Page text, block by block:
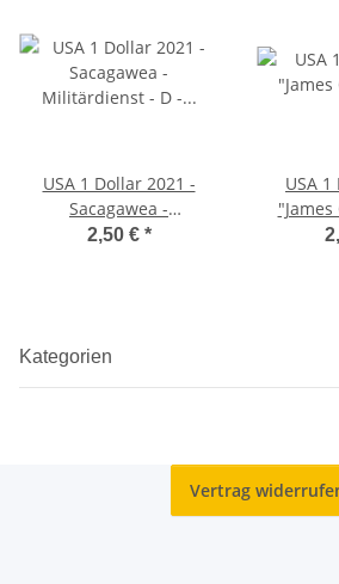
USA 1 Dollar 2021 -
Sacagawea -
Militärdienst - D - unc.*
2,50 € *
USA 1
Kategorien
Vertrag